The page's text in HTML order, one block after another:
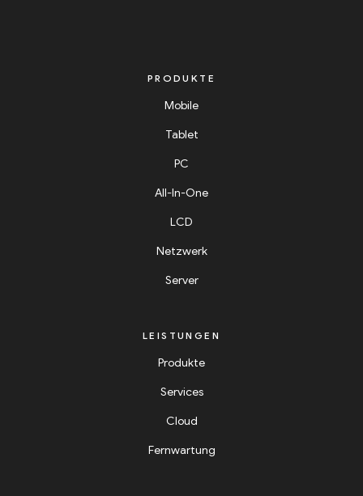
PRODUKTE
Mobile
Tablet
PC
All-In-One
LCD
Netzwerk
Server
LEISTUNGEN
Produkte
Services
Cloud
Fernwartung